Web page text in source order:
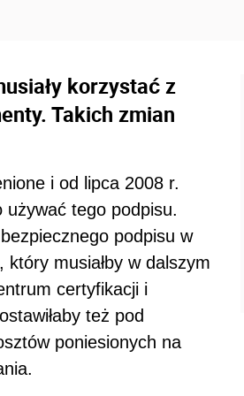
korzystać z
Takich zmian
i od lipca 2008 r.
używać tego podpisu.
podpisu w
który musiałby w dalszym
certyfikacji i
też pod
poniesionych na